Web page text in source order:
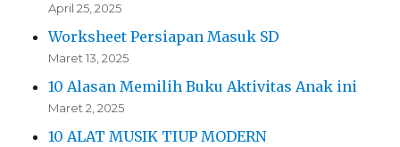
April 25, 2025
Worksheet Persiapan Masuk SD
Maret 13, 2025
10 Alasan Memilih Buku Aktivitas Anak ini
Maret 2, 2025
10 ALAT MUSIK TIUP MODERN